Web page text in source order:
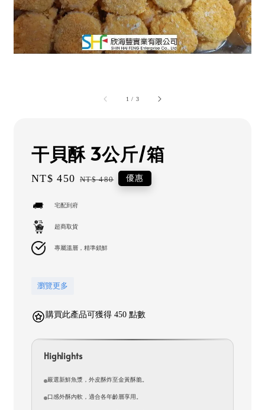
1 / 3
干貝酥 3公斤/箱
Sale
NT$ 450 Regular
NT$ 480 優惠
宅配到府
超商取貨
專屬溫層，精準鎖鮮
瀏覽更多
購買此產品可獲得 450 點數
Highlights
嚴選新鮮魚漿，外皮酥炸至金黃酥脆。
口感外酥內軟，適合各年齡層享用。